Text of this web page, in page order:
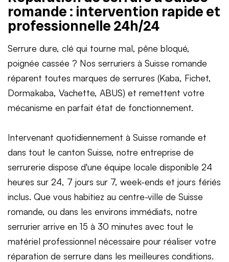
romande : intervention rapide et
professionnelle 24h/24
Serrure dure, clé qui tourne mal, pêne bloqué,
poignée cassée ? Nos serruriers à Suisse romande
réparent toutes marques de serrures (Kaba, Fichet,
Dormakaba, Vachette, ABUS) et remettent votre
mécanisme en parfait état de fonctionnement.
Intervenant quotidiennement à Suisse romande et
dans tout le canton Suisse, notre entreprise de
serrurerie dispose d'une équipe locale disponible 24
heures sur 24, 7 jours sur 7, week-ends et jours fériés
inclus. Que vous habitiez au centre-ville de Suisse
romande, ou dans les environs immédiats, notre
serrurier arrive en 15 à 30 minutes avec tout le
matériel professionnel nécessaire pour réaliser votre
réparation de serrure dans les meilleures conditions.